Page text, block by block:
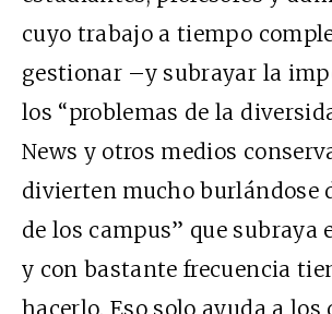
cuyo trabajo a tiempo
gestionar –y subrayar la
los “problemas de la
News y otros medios
divierten mucho burlándose
de los campus” que subraya
y con bastante frecuencia
hacerlo. Eso solo ayuda a los